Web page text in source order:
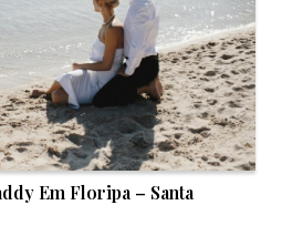
Em Floripa – Santa